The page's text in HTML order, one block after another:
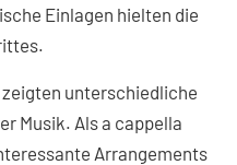
Einlagen hielten die
zeigten unterschiedliche
Musik. Als a cappella
Arrangements